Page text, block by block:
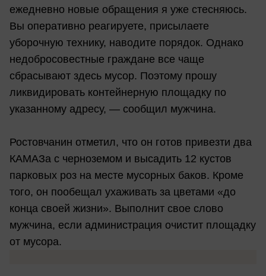
ежедневно новые обращения я уже стесняюсь.
Вы оперативно реагируете, присылаете
уборочную технику, наводите порядок. Однако
недобросовестные граждане все чаще
сбрасывают здесь мусор. Поэтому прошу
ликвидировать контейнерную площадку по
указанному адресу, — сообщил мужчина.
Ростовчанин отметил, что он готов привезти два
КАМАЗа с черноземом и высадить 12 кустов
парковых роз на месте мусорных баков. Кроме
того, он пообещал ухаживать за цветами «до
конца своей жизни». Выполнит свое слово
мужчина, если администрация очистит площадку
от мусора.